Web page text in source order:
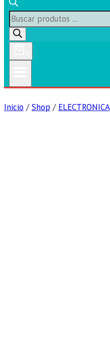
Búsqueda
de
productos
Inicio / Shop / ELECTRONICA